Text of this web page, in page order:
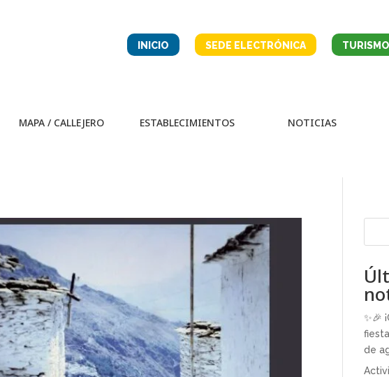
INICIO SEDE ELECTRÓNICA TURISMO
MAPA / CALLEJERO ESTABLECIMIENTOS NOTICIAS
✨🎉
de